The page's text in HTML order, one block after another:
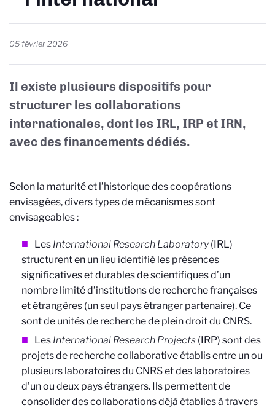
05 février 2026
Il existe plusieurs dispositifs pour
structurer les collaborations
internationales, dont les IRL, IRP et IRN,
avec des financements dédiés.
Selon la maturité et l’historique des coopérations
envisagées, divers types de mécanismes sont
envisageables :
Les International Research Laboratory(IRL)
structurent en un lieu identifié les présences
significatives et durables de scientifiques d’un
nombre limité d’institutions de recherche françaises
et étrangères (un seul pays étranger partenaire). Ce
sont de unités de recherche de plein droit du CNRS.
Les International Research Projects (IRP) sont des
projets de recherche collaborative établis entre un ou
plusieurs laboratoires du CNRS et des laboratoires
d’un ou deux pays étrangers. Ils permettent de
consolider des collaborations déjà établies à travers